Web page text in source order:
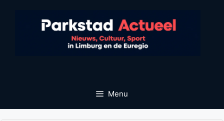
Menu